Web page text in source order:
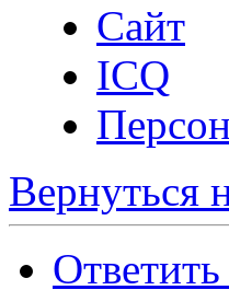
Сайт
ICQ
Вернуться